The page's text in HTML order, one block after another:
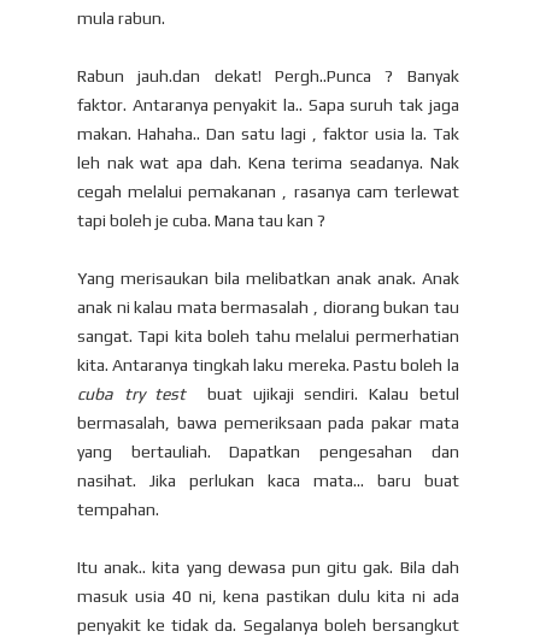
mula rabun.
Rabun jauh.dan dekat! Pergh..Punca ? Banyak
faktor. Antaranya penyakit la.. Sapa suruh tak jaga
makan. Hahaha.. Dan satu lagi , faktor usia la. Tak
leh nak wat apa dah. Kena terima seadanya. Nak
cegah melalui pemakanan , rasanya cam terlewat
tapi boleh je cuba. Mana tau kan ?
Yang merisaukan bila melibatkan anak anak. Anak
anak ni kalau mata bermasalah , diorang bukan tau
sangat. Tapi kita boleh tahu melalui permerhatian
kita. Antaranya tingkah laku mereka. Pastu boleh la
cuba try test buat ujikaji sendiri. Kalau betul
bermasalah, bawa pemeriksaan pada pakar mata
yang bertauliah. Dapatkan pengesahan dan
nasihat. Jika perlukan kaca mata... baru buat
tempahan.
Itu anak.. kita yang dewasa pun gitu gak. Bila dah
masuk usia 40 ni, kena pastikan dulu kita ni ada
penyakit ke tidak da. Segalanya boleh bersangkut